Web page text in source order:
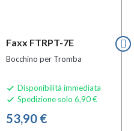
Faxx FTRPT-7E
Bocchino per Tromba
 Disponibilità immediata
 Spedizione solo 6,90 €
53,90 €